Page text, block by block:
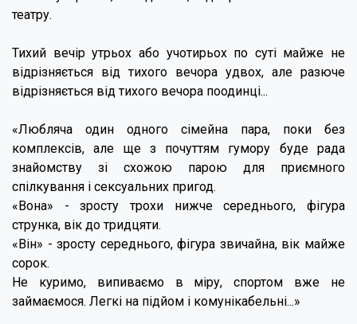
театру.
Тихий вечір утрьох або учотирьох по суті майже не
відрізняється від тихого вечора удвох, але разюче
відрізняється від тихого вечора поодинці...
«Любляча один одного сімейна пара, поки без
комплексів, але ще з почуттям гумору буде рада
знайомству зі схожою парою для приємного
спілкування і сексуальних пригод.
«Вона» - зросту трохи нижче середнього, фігура
струнка, вік до тридцяти.
«Він» - зросту середнього, фігура звичайна, вік майже
сорок.
Не куримо, випиваємо в міру, спортом вже не
займаємося. Легкі на підйом і комунікабельні...»